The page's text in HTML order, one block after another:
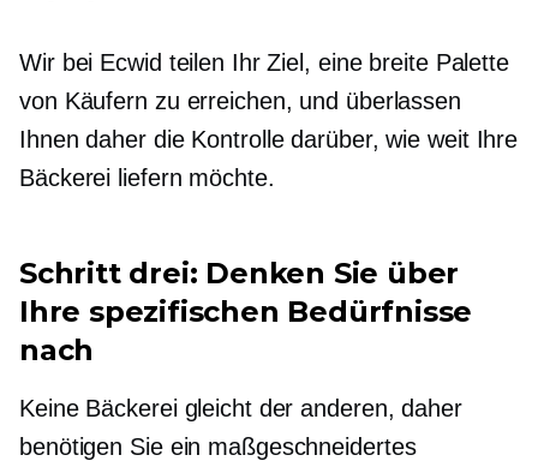
Wir bei Ecwid teilen Ihr Ziel, eine breite Palette
von Käufern zu erreichen, und überlassen
Ihnen daher die Kontrolle darüber, wie weit Ihre
Bäckerei liefern möchte.
Schritt drei: Denken Sie über
Ihre spezifischen Bedürfnisse
nach
Keine Bäckerei gleicht der anderen, daher
benötigen Sie ein maßgeschneidertes